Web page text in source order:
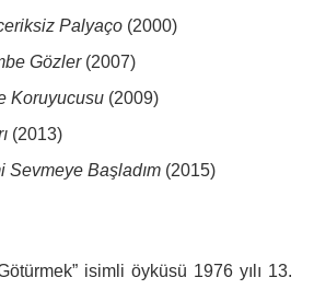
Palyaço (2000)
Gözler (2007)
Koruyucusu (2009)
(2013)
Sevmeye Başladım (2015)
isimli öyküsü 1976 yılı 13.